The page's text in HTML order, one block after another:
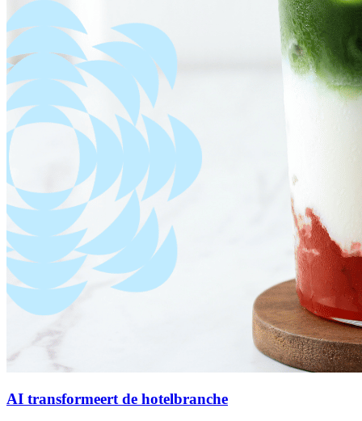
AI transformeert de hotelbranche